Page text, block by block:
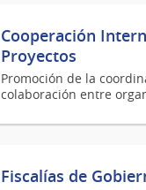
Cooperación
Proyectos
Promoción de la
colaboración entre
Fiscalías de